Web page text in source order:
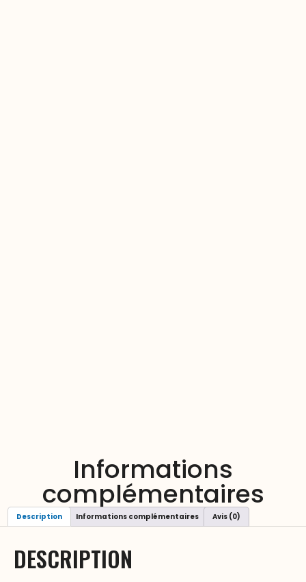
Informations
complémentaires
Description Informations complémentaires Avis (0)
DESCRIPTION